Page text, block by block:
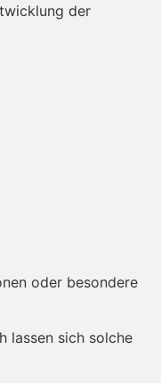
der
oder besondere
lassen sich solche